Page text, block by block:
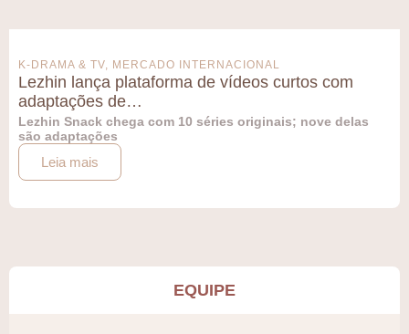
K-DRAMA & TV, MERCADO INTERNACIONAL
Lezhin lança plataforma de vídeos curtos com
adaptações de…
Lezhin Snack chega com 10 séries originais; nove delas
são adaptações
Leia mais
EQUIPE